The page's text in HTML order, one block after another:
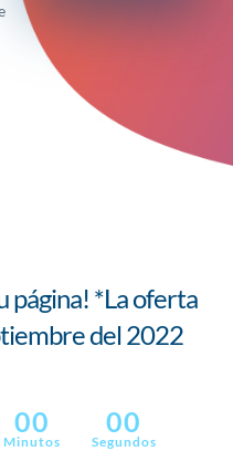
página! *La oferta
del 2022
00
Minutos
00
Segundos